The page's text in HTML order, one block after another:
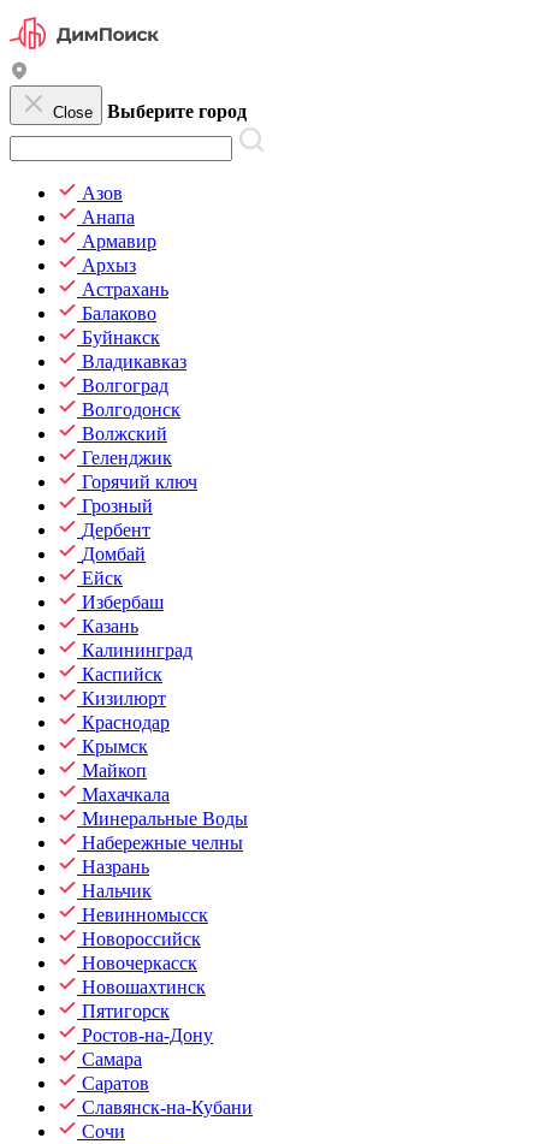
Close Выберите город
Азов
Анапа
Армавир
Архыз
Астрахань
Балаково
Буйнакск
Владикавказ
Волгоград
Волгодонск
Волжский
Геленджик
Горячий ключ
Грозный
Дербент
Домбай
Ейск
Избербаш
Казань
Калининград
Каспийск
Кизилюрт
Краснодар
Крымск
Майкоп
Махачкала
Минеральные Воды
Набережные челны
Назрань
Нальчик
Невинномысск
Новороссийск
Новочеркасск
Новошахтинск
Пятигорск
Ростов-на-Дону
Самара
Саратов
Славянск-на-Кубани
Сочи